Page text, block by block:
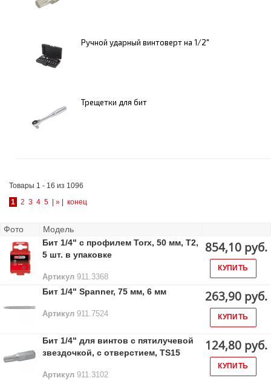
Ручной ударный винтоверт на 1/2"
Трещетки для бит
Товары 1 - 16 из 1096
1
2 3 4 5 » конец
Фото
Модель
Бит 1/4" с профилем Torx, 50 мм, Т2,
5 шт. в упаковке
Артикул 911.3368
854,10 руб.
КУПИТЬ
Бит 1/4" Spanner, 75 мм, 6 мм
Артикул 911.7524
263,90 руб.
КУПИТЬ
Бит 1/4" для винтов с пятилучевой
звездочкой, с отверстием, TS15
Артикул 911.3102
124,80 руб.
КУПИТЬ